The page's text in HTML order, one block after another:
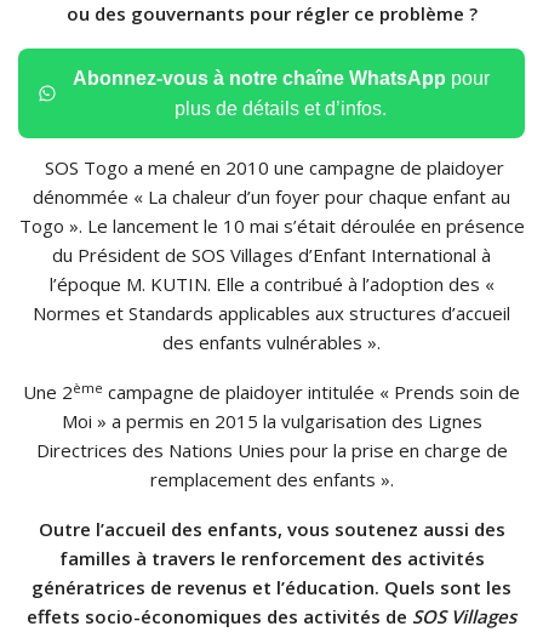
ou des gouvernants pour régler ce problème ?
Abonnez-vous à notre chaîne WhatsApp pour
plus de détails et d’infos.
SOS Togo a mené en 2010 une campagne de plaidoyer
dénommée « La chaleur d’un foyer pour chaque enfant au
Togo ». Le lancement le 10 mai s’était déroulée en présence
du Président de SOS Villages d’Enfant International à
l’époque M. KUTIN. Elle a contribué à l’adoption des «
Normes et Standards applicables aux structures d’accueil
des enfants vulnérables ».
Une 2ème campagne de plaidoyer intitulée « Prends soin de
Moi » a permis en 2015 la vulgarisation des Lignes
Directrices des Nations Unies pour la prise en charge de
remplacement des enfants ».
Outre l’accueil des enfants, vous soutenez aussi des
familles à travers le renforcement des activités
génératrices de revenus et l’éducation. Quels sont les
effets socio-économiques des activités de SOS Villages